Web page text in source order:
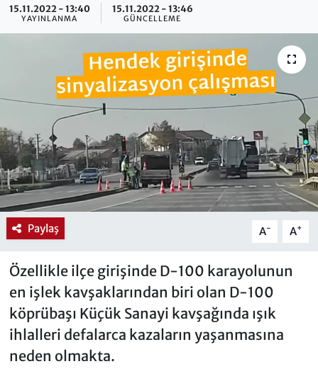
15.11.2022 - 13:40
YAYINLANMA
15.11.2022 - 13:46
GÜNCELLEME
Paylaş A- A+
Özellikle ilçe girişinde D-100 karayolunun
en işlek kavşaklarından biri olan D-100
köprübaşı Küçük Sanayi kavşağında ışık
ihlalleri defalarca kazaların yaşanmasına
neden olmakta.